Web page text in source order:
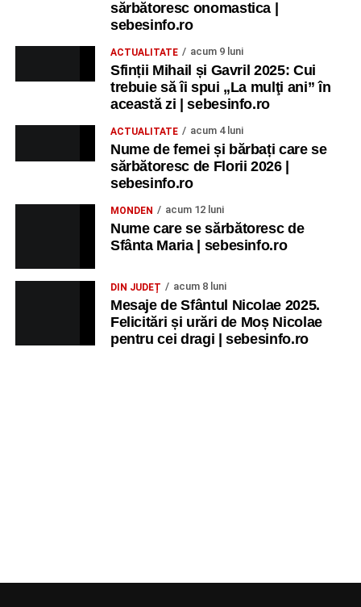
sărbătoresc onomastica |
sebesinfo.ro
ACTUALITATE acum 9 luni
Sfinții Mihail și Gavril 2025: Cui
trebuie să îi spui „La mulţi ani” în
această zi | sebesinfo.ro
ACTUALITATE acum 4 luni
Nume de femei și bărbați care se
sărbătoresc de Florii 2026 |
sebesinfo.ro
MONDEN acum 12 luni
Nume care se sărbătoresc de
Sfânta Maria | sebesinfo.ro
DIN JUDEȚ acum 8 luni
Mesaje de Sfântul Nicolae 2025.
Felicitări și urări de Moș Nicolae
pentru cei dragi | sebesinfo.ro